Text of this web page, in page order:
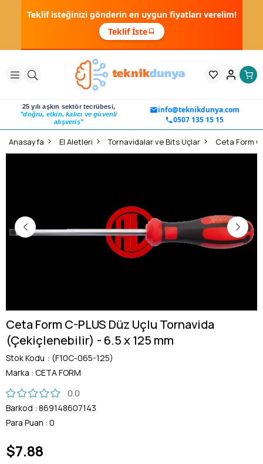
Teklif isteğinizi gönderin en uygun fiyatları verelim!
Teklif İste
25 yılı aşkın sektör tecrübesi,
"doğru, etkin, kalıcı ve güvenli
alışveriş"
info@teknikdunya.com
0507 135 15 15
Anasayfa El Aletleri Tornavidalar ve Bits Uçlar
Ceta Form C-PLUS Düz Uçlu Tornavida
(Çekiçlenebilir) - 6.5 x 125 mm
Stok Kodu
(F10C-065-125)
Marka : CETA FORM
0.0
Barkod : 869148607143
Para Puan : 0
$7.88